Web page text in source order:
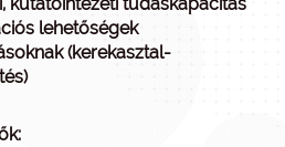
kutatóintézeti tudáskapacitás
lehetőségek
(kerekasztal-